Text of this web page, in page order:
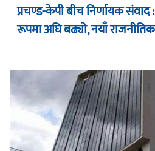
प्रचण्ड-केपी बीच निर्णायक
रूपमा अघि बढ्यो, नयाँ